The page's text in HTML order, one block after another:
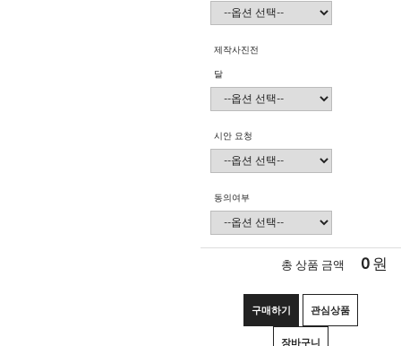
제작사진전
달
시안 요청
동의여부
총 상품 금액 0원
구매하기 관심상품
장바구니